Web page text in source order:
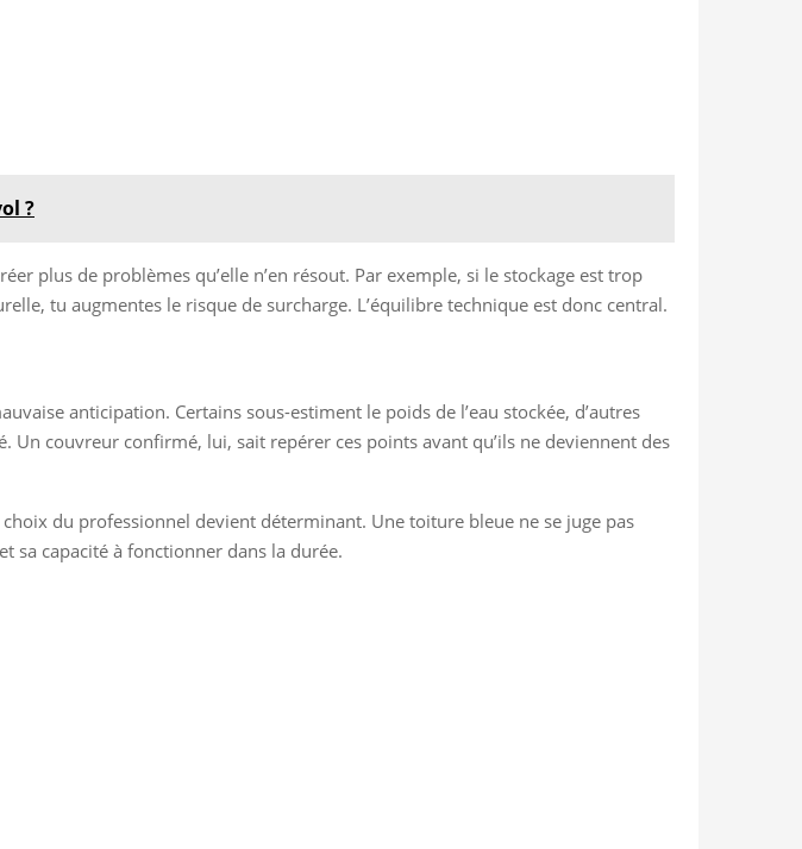
?
plus de problèmes qu’elle n’en résout. Par exemple, si le stockage est trop
tu augmentes le risque de surcharge. L’équilibre technique est donc central.
anticipation. Certains sous-estiment le poids de l’eau stockée, d’autres
Un couvreur confirmé, lui, sait repérer ces points avant qu’ils ne deviennent des
du professionnel devient déterminant. Une toiture bleue ne se juge pas
sa capacité à fonctionner dans la durée.